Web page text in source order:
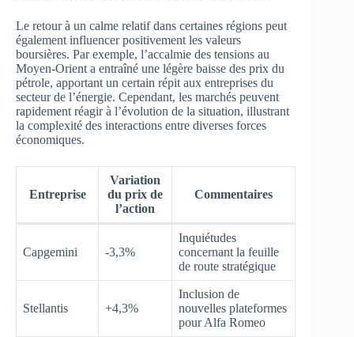
Le retour à un calme relatif dans certaines régions peut
également influencer positivement les valeurs
boursières. Par exemple, l’accalmie des tensions au
Moyen-Orient a entraîné une légère baisse des prix du
pétrole, apportant un certain répit aux entreprises du
secteur de l’énergie. Cependant, les marchés peuvent
rapidement réagir à l’évolution de la situation, illustrant
la complexité des interactions entre diverses forces
économiques.
Entreprise
Variation
du prix de
l’action
Commentaires
Capgemini -3,3%
Inquiétudes
concernant la feuille
de route stratégique
Stellantis +4,3%
Inclusion de
nouvelles plateformes
pour Alfa Romeo